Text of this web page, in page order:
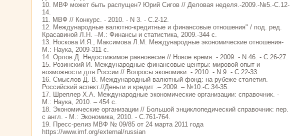
10. МВФ может быть распущен? Юрий Сигов // Деловая неделя.-2009.-№5.-С.12-
14.
11. МВФ // Конкурс. - 2010. - N 3. - С.2-12.
12. Международные валютно-кредитные и финансовые отношения" / под. ред.
Красавиной Л.Н. –М.: Финансы и статистика, 2009.-344 с.
13. Носкова И.Я., Максимова Л.М. Международные экономические отношения-
М.: Наука, 2009-311 с.
14. Орлов Д. Недостижимое равновесие // Новое время. - 2009. - N 46. - С.26-27.
15. Розинский И. Международные финансовые центры: мировой опыт и
возможности для России // Вопросы экономики. - 2010. - N 9. - С.22-33.
16. Смыслов Д. В. Международный валютный фонд: на рубеже столетия.
Российский аспект.//Деньги и кредит .– 2009. – №10.-С.34-35.
17. Шреплер Х.А. Международные экономические организации: справочник. -
М.: Наука, 2010. – 454 с.
18. Экономические организации // Большой энциклопедический справочник: пер.
с англ. - М.: Экономика, 2010. - С.761-764.
19. Пресс-релиз МВФ № 09/85 от 24 марта 2011 года
https://www.imf.org/external/russian